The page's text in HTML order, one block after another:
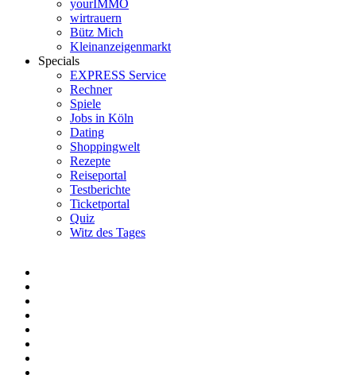
yourIMMO
wirtrauern
Bütz Mich
Kleinanzeigenmarkt
Specials
EXPRESS Service
Rechner
Spiele
Jobs in Köln
Dating
Shoppingwelt
Rezepte
Reiseportal
Testberichte
Ticketportal
Quiz
Witz des Tages